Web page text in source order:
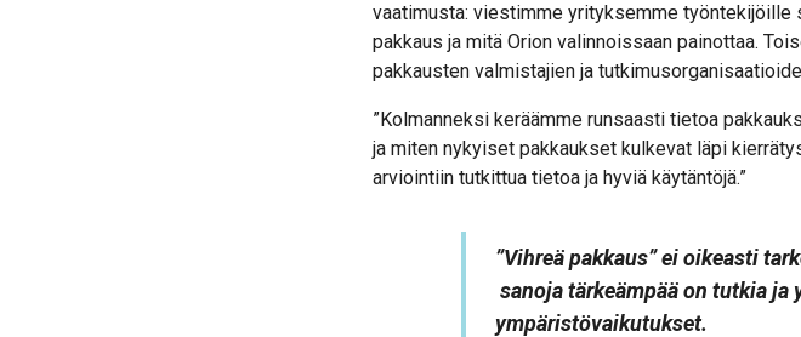
vaatimusta: viestimme yrityksemme työntekijöille
pakkaus ja mitä Orion valinnoissaan painottaa.
pakkausten valmistajien ja
”Kolmanneksi keräämme runsaasti tietoa
ja miten nykyiset pakkaukset kulkevat läpi
arviointiin tutkittua tietoa ja hyviä käytäntöjä.”
”Vihreä pakkaus”ei oikeasti
sanojatärkeämpääon tutkia ja
ympäristövaikutukset.